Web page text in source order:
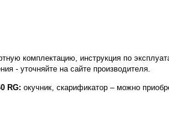
комплектацию, инструкция по
- уточняйте на сайте производителя.
RG: окучник, скарификатор – можно